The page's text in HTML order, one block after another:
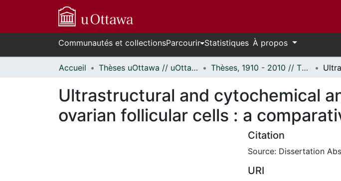
Communautés et collectionsParcourir Statistiques À propos
Accueil Thèses uOttawa // uOttawa Theses Thèses, 1910 - 2010 // Theses, 1910 - 2010
Ultrastructural and cytochemical
ovarian follicular cells : a
Citation
Source: Dissertation
URI